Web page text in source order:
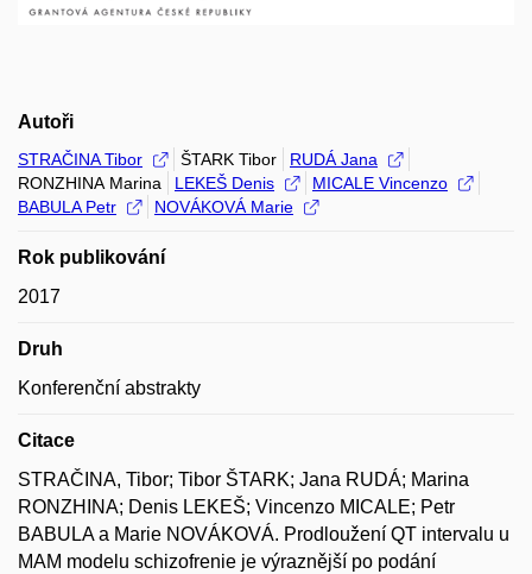
Autoři
STRAČINA Tibor ŠTARK Tibor
RUDÁ Jana
RONZHINA Marina
LEKEŠ Denis
MICALE Vincenzo
BABULA Petr
NOVÁKOVÁ Marie
Rok publikování
2017
Druh
Konferenční abstrakty
Citace
STRAČINA, Tibor; Tibor ŠTARK; Jana RUDÁ; Marina
RONZHINA; Denis LEKEŠ; Vincenzo MICALE; Petr
BABULA a Marie NOVÁKOVÁ. Prodloužení QT intervalu u
MAM modelu schizofrenie je výraznější po podání